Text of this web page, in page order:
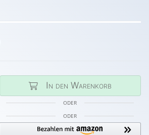
In den Warenkorb
ODER
ODER